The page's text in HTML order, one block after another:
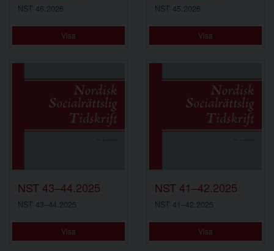
NST 46.2026
Visa
NST 45.2026
Visa
NST 43–44.2025
NST 43–44.2025
Visa
NST 41–42.2025
NST 41–42.2025
Visa